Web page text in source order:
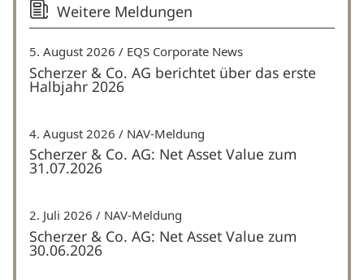
Weitere Meldungen
5. August 2026 EQS Corporate News
Scherzer & Co. AG berichtet über das erste
Halbjahr 2026
4. August 2026 NAV-Meldung
Scherzer & Co. AG: Net Asset Value zum
31.07.2026
2. Juli 2026 NAV-Meldung
Scherzer & Co. AG: Net Asset Value zum
30.06.2026